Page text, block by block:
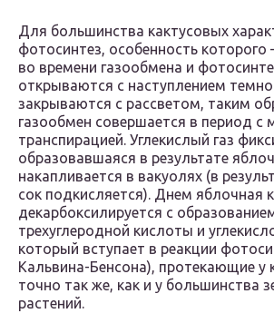
Для большинства кактусовых
фотосинтез, особенность
во времени газообмена и
открываются с наступлением
закрываются с рассветом, таким
газообмен совершается в период с
транспирацией. Углекислый газ
образовавшаяся в результате
накапливается в вакуолях (в
сок подкисляется). Днем яблочная
декарбоксилируется с
трехуглеродной кислоты и
который вступает в реакции
Кальвина-Бенсона), протекающие у
точно так же, как и у большинства
растений.